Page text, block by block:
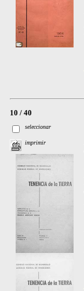
10 / 40
seleccionar
imprimir